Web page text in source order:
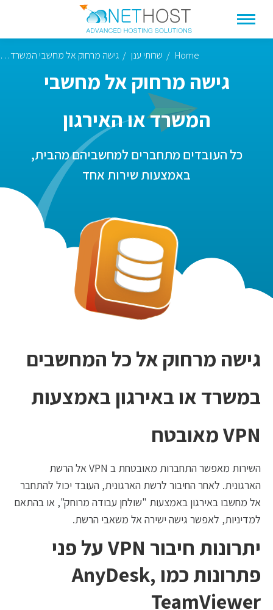
גישה מרחוק אל מחשבי
המשרד או האירגון
כל העובדים מתחברים למחשביהם מהבית,
באמצעות שירות אחד
You are here: Home שרותי ענן גישה מרחוק אל מחשבי המשרד…
גישה מרחוק אל כל המחשבים
במשרד או באירגון באמצעות
VPN מאובטח
השירות מאפשר התחברות מאובטחת ב VPN אל הרשת
הארגונית. לאחר החיבור לרשת הארגונית, העובד יכול להתחבר
אל מחשבו באירגון באמצעות "שולחן עבודה מרוחק", או בהתאם
למדיניות, לאפשר גישה ישירה אל משאבי הרשת.
יתרונות חיבור VPN על פני
פתרונות כמו AnyDesk,
TeamViewer